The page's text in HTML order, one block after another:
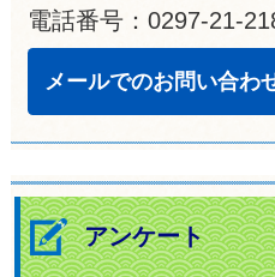
電話番号：0297-21-
メールでのお問い合わ
アンケート